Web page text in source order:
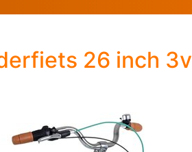
26 inch 3v